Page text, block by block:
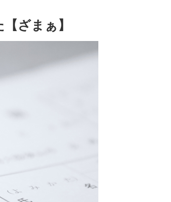
ざまぁ】